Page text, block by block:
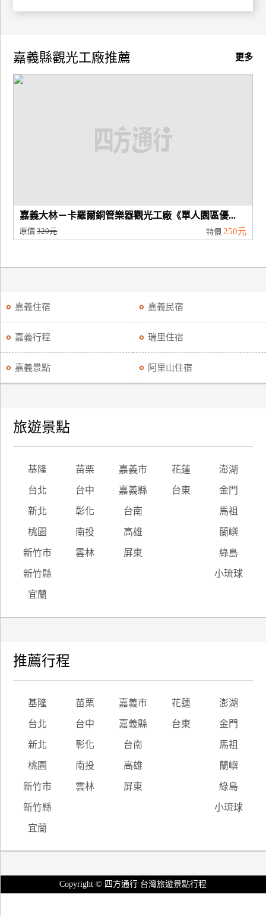
品
傳
更多
嘉義縣觀光工廠推薦
嘉義大林－卡羅爾銅管樂器觀光工廠《單人園區優...
原價320元 特價 250元
嘉義住宿 嘉義民宿
嘉義行程 瑞里住宿
嘉義景點 阿里山住宿
旅遊景點
基隆 苗栗 嘉義市 花蓮 澎湖
台北 台中 嘉義縣 台東 金門
新北 彰化 台南 馬祖
桃園 南投 高雄 蘭嶼
新竹市 雲林 屏東 綠島
新竹縣 小琉球
宜蘭
推薦行程
基隆 苗栗 嘉義市 花蓮 澎湖
台北 台中 嘉義縣 台東 金門
新北 彰化 台南 馬祖
桃園 南投 高雄 蘭嶼
新竹市 雲林 屏東 綠島
新竹縣 小琉球
宜蘭
Copyright © 四方通行 台灣旅遊景點行程